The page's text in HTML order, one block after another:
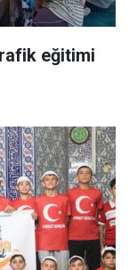
eğitimi